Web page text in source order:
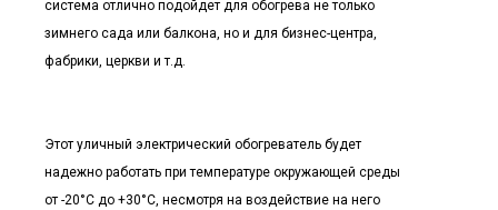
система отлично подойдет для обогрева не только
зимнего сада или балкона, но и для бизнес-центра,
фабрики, церкви и т.д.
Этот уличный электрический обогреватель будет
надежно работать при температуре окружающей среды
от -20°C до +30°C, несмотря на воздействие на него